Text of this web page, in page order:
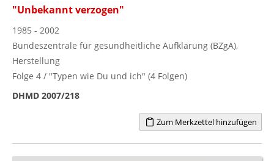
"Unbekannt verzogen"
1985 - 2002
Bundeszentrale für gesundheitliche Aufklärung (BZgA),
Herstellung
Folge 4 / "Typen wie Du und ich" (4 Folgen)
DHMD 2007/218
Zum Merkzettel hinzufügen